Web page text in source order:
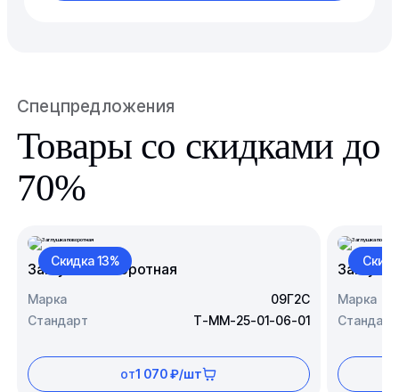
Спецпредложения
Товары со скидками до
70%
Скидка 13%
Заглушка поворотная
Марка
09Г2С
Стандарт
Т-ММ-25-01-06-01
от1 070 ₽/шт
Марка
Стандарт